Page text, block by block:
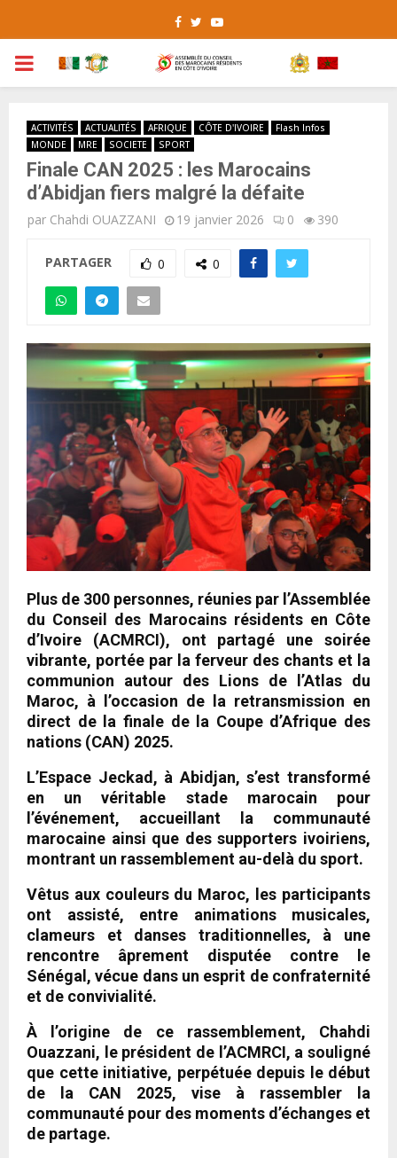
Facebook
TwitterYoutube
PRIMARY
ACTIVITÉS ACTUALITÉS AFRIQUE CÔTE D'IVOIRE
Flash Infos
MONDE
MRE SOCIETE SPORT
Finale CAN 2025 : les Marocains
d’Abidjan fiers malgré la défaite
par Chahdi OUAZZANI 19 janvier 2026 0 390
PARTAGER 0 0
Plus de 300 personnes, réunies par l’Assemblée
du Conseil des Marocains résidents en Côte
d’Ivoire (ACMRCI), ont partagé une soirée
vibrante, portée par la ferveur des chants et la
communion autour des Lions de l’Atlas du
Maroc, à l’occasion de la retransmission en
direct de la finale de la Coupe d’Afrique des
nations (CAN) 2025.
L’Espace Jeckad, à Abidjan, s’est transformé
en un véritable stade marocain pour
l’événement, accueillant la communauté
marocaine ainsi que des supporters ivoiriens,
montrant un rassemblement au-delà du sport.
Vêtus aux couleurs du Maroc, les participants
ont assisté, entre animations musicales,
clameurs et danses traditionnelles, à une
rencontre âprement disputée contre le
Sénégal, vécue dans un esprit de confraternité
et de convivialité.
À l’origine de ce rassemblement, Chahdi
Ouazzani, le président de l’ACMRCI, a souligné
que cette initiative, perpétuée depuis le début
de la CAN 2025, vise à rassembler la
communauté pour des moments d’échanges et
de partage.